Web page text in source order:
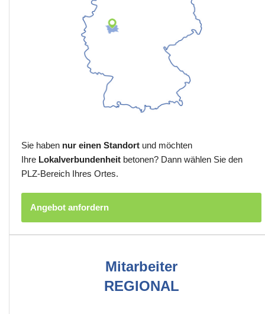
Sie haben nur einen Standort und möchten
Ihre Lokalverbundenheit betonen? Dann wählen Sie den
PLZ-Bereich Ihres Ortes.
Angebot anfordern
Mitarbeiter
REGIONAL